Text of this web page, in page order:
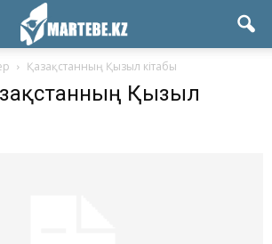
Қазақстанның Қызыл кітабы
Қызыл